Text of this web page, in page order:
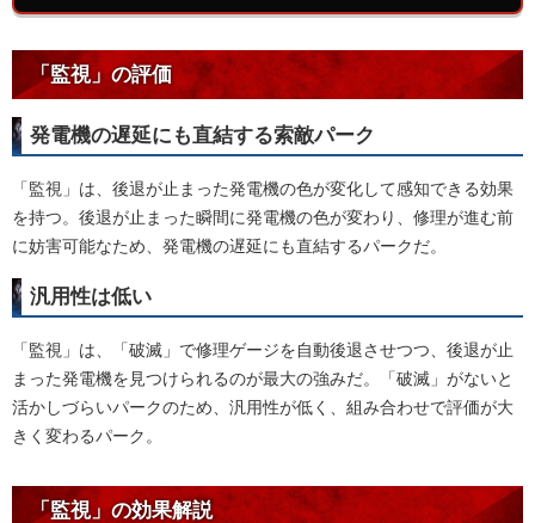
「監視」の評価
発電機の遅延にも直結する索敵パーク
「監視」は、後退が止まった発電機の色が変化して感知できる効果
を持つ。後退が止まった瞬間に発電機の色が変わり、修理が進む前
に妨害可能なため、発電機の遅延にも直結するパークだ。
汎用性は低い
「監視」は、「破滅」で修理ゲージを自動後退させつつ、後退が止
まった発電機を見つけられるのが最大の強みだ。「破滅」がないと
活かしづらいパークのため、汎用性が低く、組み合わせで評価が大
きく変わるパーク。
「監視」の効果解説